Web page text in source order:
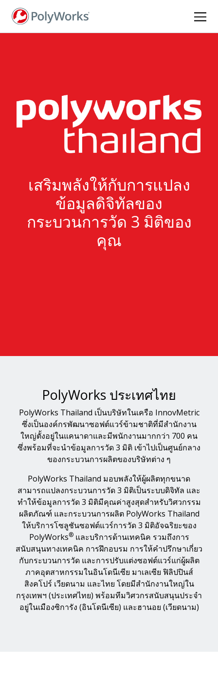
เสริมพลังให้กับการแปลง
ข้อมูลดิจิทัลของ
กระบวนการวัด ​3 มิติของ
คุณ
PolyWorks ประเทศไทย
PolyWorks Thailand เป็นบริษัทในเครือ InnovMetric
ซึ่งเป็นองค์กรพัฒนาซอฟต์แวร์ข้ามชาติที่มีสำนักงาน
ใหญ่ตั้งอยู่ในแคนาดาและมีพนักงานมากกว่า 700 คน
ซึ่งพร้อมที่จะนำข้อมูลการวัด 3 มิติ เข้าไปเป็นศูนย์กลาง
ของกระบวนการผลิตของบริษัทต่าง ๆ
PolyWorks Thailand มอบพลังให้ผู้ผลิตทุกขนาด
สามารถแปลงกระบวนการวัด 3 มิติเป็นระบบดิจิทัล และ
ทำให้ข้อมูลการวัด 3 มิติมีคุณค่าสูงสุดสำหรับวิศวกรรม
ผลิตภัณฑ์ และกระบวนการผลิต PolyWorks Thailand
ให้บริการโซลูชันซอฟต์แวร์การวัด 3 มิติอัจฉริยะของ
PolyWorks®และบริการด้านเทคนิค รวมถึงการ
สนับสนุนทางเทคนิค การฝึกอบรม การให้คำปรึกษาเกี่ยว
กับกระบวนการวัด และการปรับแต่งซอฟต์แวร์แก่ผู้ผลิต
ภาคอุตสาหกรรมในอินโดนีเซีย มาเลเซีย ฟิลิปปินส์
สิงคโปร์ เวียดนาม และไทย โดยมีสำนักงานใหญ่ใน
กรุงเทพฯ (ประเทศไทย) พร้อมทีมวิศวกรสนับสนุนประจำ
อยู่ในเมืองซิการัง (อินโดนีเซีย) และฮานอย (เวียดนาม)